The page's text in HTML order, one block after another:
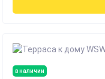
в наличии